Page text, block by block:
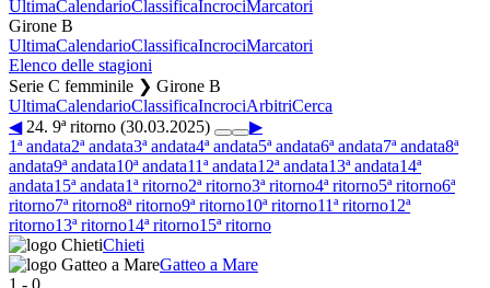
UltimaCalendarioClassificaIncrociMarcatori
Girone B
UltimaCalendarioClassificaIncrociMarcatori
Elenco delle stagioni
Serie C femminile ❯ Girone B
UltimaCalendarioClassificaIncrociArbitriCerca
◀24. 9ª ritorno (30.03.2025)
▶
1ª andata2ª andata3ª andata4ª andata5ª andata6ª andata7ª andata8ª
andata9ª andata10ª andata11ª andata12ª andata13ª andata14ª
andata15ª andata1ª ritorno2ª ritorno3ª ritorno4ª ritorno5ª ritorno6ª
ritorno7ª ritorno8ª ritorno9ª ritorno10ª ritorno11ª ritorno12ª
ritorno13ª ritorno14ª ritorno15ª ritorno
Chieti
Gatteo a Mare
1 - 0